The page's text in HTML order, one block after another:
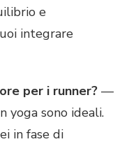
e
integrare
per i runner? —
yoga sono ideali.
in fase di